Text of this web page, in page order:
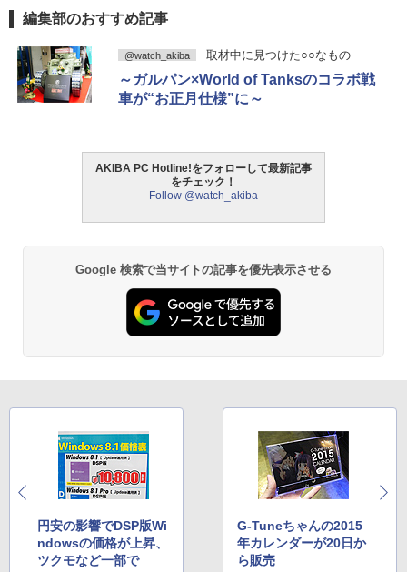
編集部のおすすめ記事
@watch_akiba 取材中に見つけた○○なもの
～ガルパン×World of Tanksのコラボ戦
車が“お正月仕様”に～
AKIBA PC Hotline!をフォローして最新記事
をチェック！
Follow @watch_akiba
Google 検索で当サイトの記事を優先表示させる
円安の影響でDSP版Wi
ndowsの価格が上昇、
ツクモなど一部で
G-Tuneちゃんの2015
年カレンダーが20日か
ら販売